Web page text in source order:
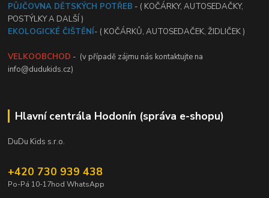
PŮJČOVNA DĚTSKÝCH POTŘEB - ( KOČÁRKY, AUTOSEDAČKY,
POSTÝLKY A DALŠÍ )
EKOLOGICKÉ ČIŠTĚNÍ- ( KOČÁRKŮ, AUTOSEDAČEK, ŽIDLIČEK )
VELKOOBCHOD - (v případě zájmu nás kontaktujte na
info@dudukids.cz)
Hlavní centrála Hodonín (správa e-shopu)
DuDu Kids s.r.o.
+420 730 939 438
Po-Pá 10-17hod WhatsApp